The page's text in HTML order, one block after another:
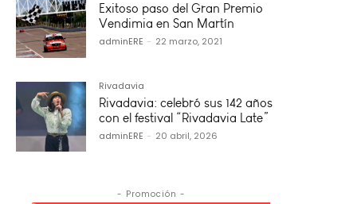
Exitoso paso del Gran Premio
Vendimia en San Martín
adminERE - 22 marzo, 2021
Rivadavia
Rivadavia: celebró sus 142 años
con el festival “Rivadavia Late”
adminERE - 20 abril, 2026
- Promoción -